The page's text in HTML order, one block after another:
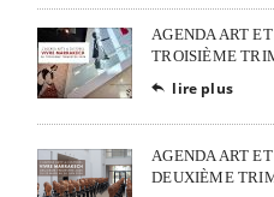
AGENDA ART
TROISIÈME
 lire plus
AGENDA ART
DEUXIÈME